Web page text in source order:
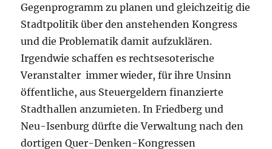
Gegenprogramm zu planen und gleichzeitig die
Stadtpolitik über den anstehenden Kongress
und die Problematik damit aufzuklären.
Irgendwie schaffen es rechtsesoterische
Veranstalter immer wieder, für ihre Unsinn
öffentliche, aus Steuergeldern finanzierte
Stadthallen anzumieten. In Friedberg und
Neu-Isenburg dürfte die Verwaltung nach den
dortigen Quer-Denken-Kongressen